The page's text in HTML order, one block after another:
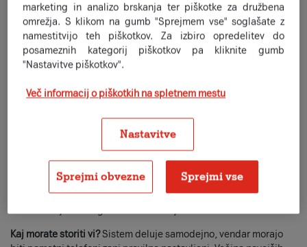
Kako deluje in v čem je razlika od SMS-a?Morda ste vajeni, da
vas obveščamo preko SMS sporočil, a SI-ALARM deluje drugače.
Uporablja tehnologijoCell Broadcast (celično oddajanje).
Hitrost:Sporočilo ne potuje od številke do številke. Bazna
dosegu hkrati.
Popolna zasebnost:Ker sistem deluje na principu
telefonske številke in ne beleži vaše lokacije, da bi vam
dostavilo opozorilo. Prejmete ga preprosto zato, ker se
Kaj morate storiti vi?Sistem deluje samodejno, vendar morajo
marketing in analizo brskanja ter piškotke za družbena
omrežja. S klikom na gumb "Sprejmem vse" soglašate z
namestitvijo teh piškotkov. Za izbiro opredelitev do
posameznih kategorij piškotkov pa kliknite gumb
"Nastavitve piškotkov".
Več informacij o piškotkih na spletnem mestu
Nastavitve
Sprejmi obvezne Sprejmi vse